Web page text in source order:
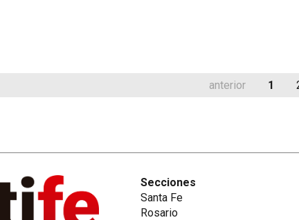
anterior 1
Secciones
Santa Fe
Rosario